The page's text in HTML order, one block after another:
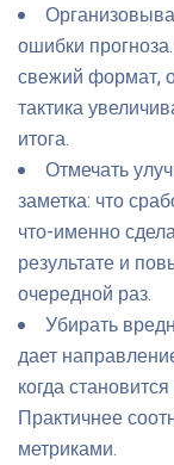
ошибки
свежий формат,
тактика
итога.
Отмечать
заметка: что
что-именно
результате и
очередной раз.
Убирать
дает
когда
Практичнее
метриками.